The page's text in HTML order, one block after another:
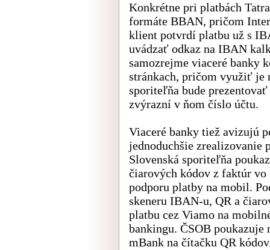
Konkrétne pri platbách
formáte BBAN, pričom
klient potvrdí platbu už s
uvádzať odkaz na IBAN
samozrejme viaceré banky
stránkach, pričom využiť je
sporiteľňa bude
zvýrazní v ňom číslo účtu.
Viaceré banky tiež avizujú
jednoduchšie zrealizovanie
Slovenská sporiteľňa
čiarových kódov z faktúr
podporu platby na mobil.
skeneru IBAN-u, QR a
platbu cez Viamo na
bankingu. ČSOB
mBank na čítačku QR